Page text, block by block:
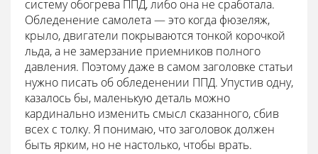
систему обогрева ППД, либо она не сработала.
Обледенение самолета — это когда фюзеляж,
крыло, двигатели покрываются тонкой корочкой
льда, а не замерзание приемников полного
давления. Поэтому даже в самом заголовке статьи
нужно писать об обледенении ППД. Упустив одну,
казалось бы, маленькую деталь можно
кардинально изменить смысл сказанного, сбив
всех с толку. Я понимаю, что заголовок должен
быть ярким, но не настолько, чтобы врать.